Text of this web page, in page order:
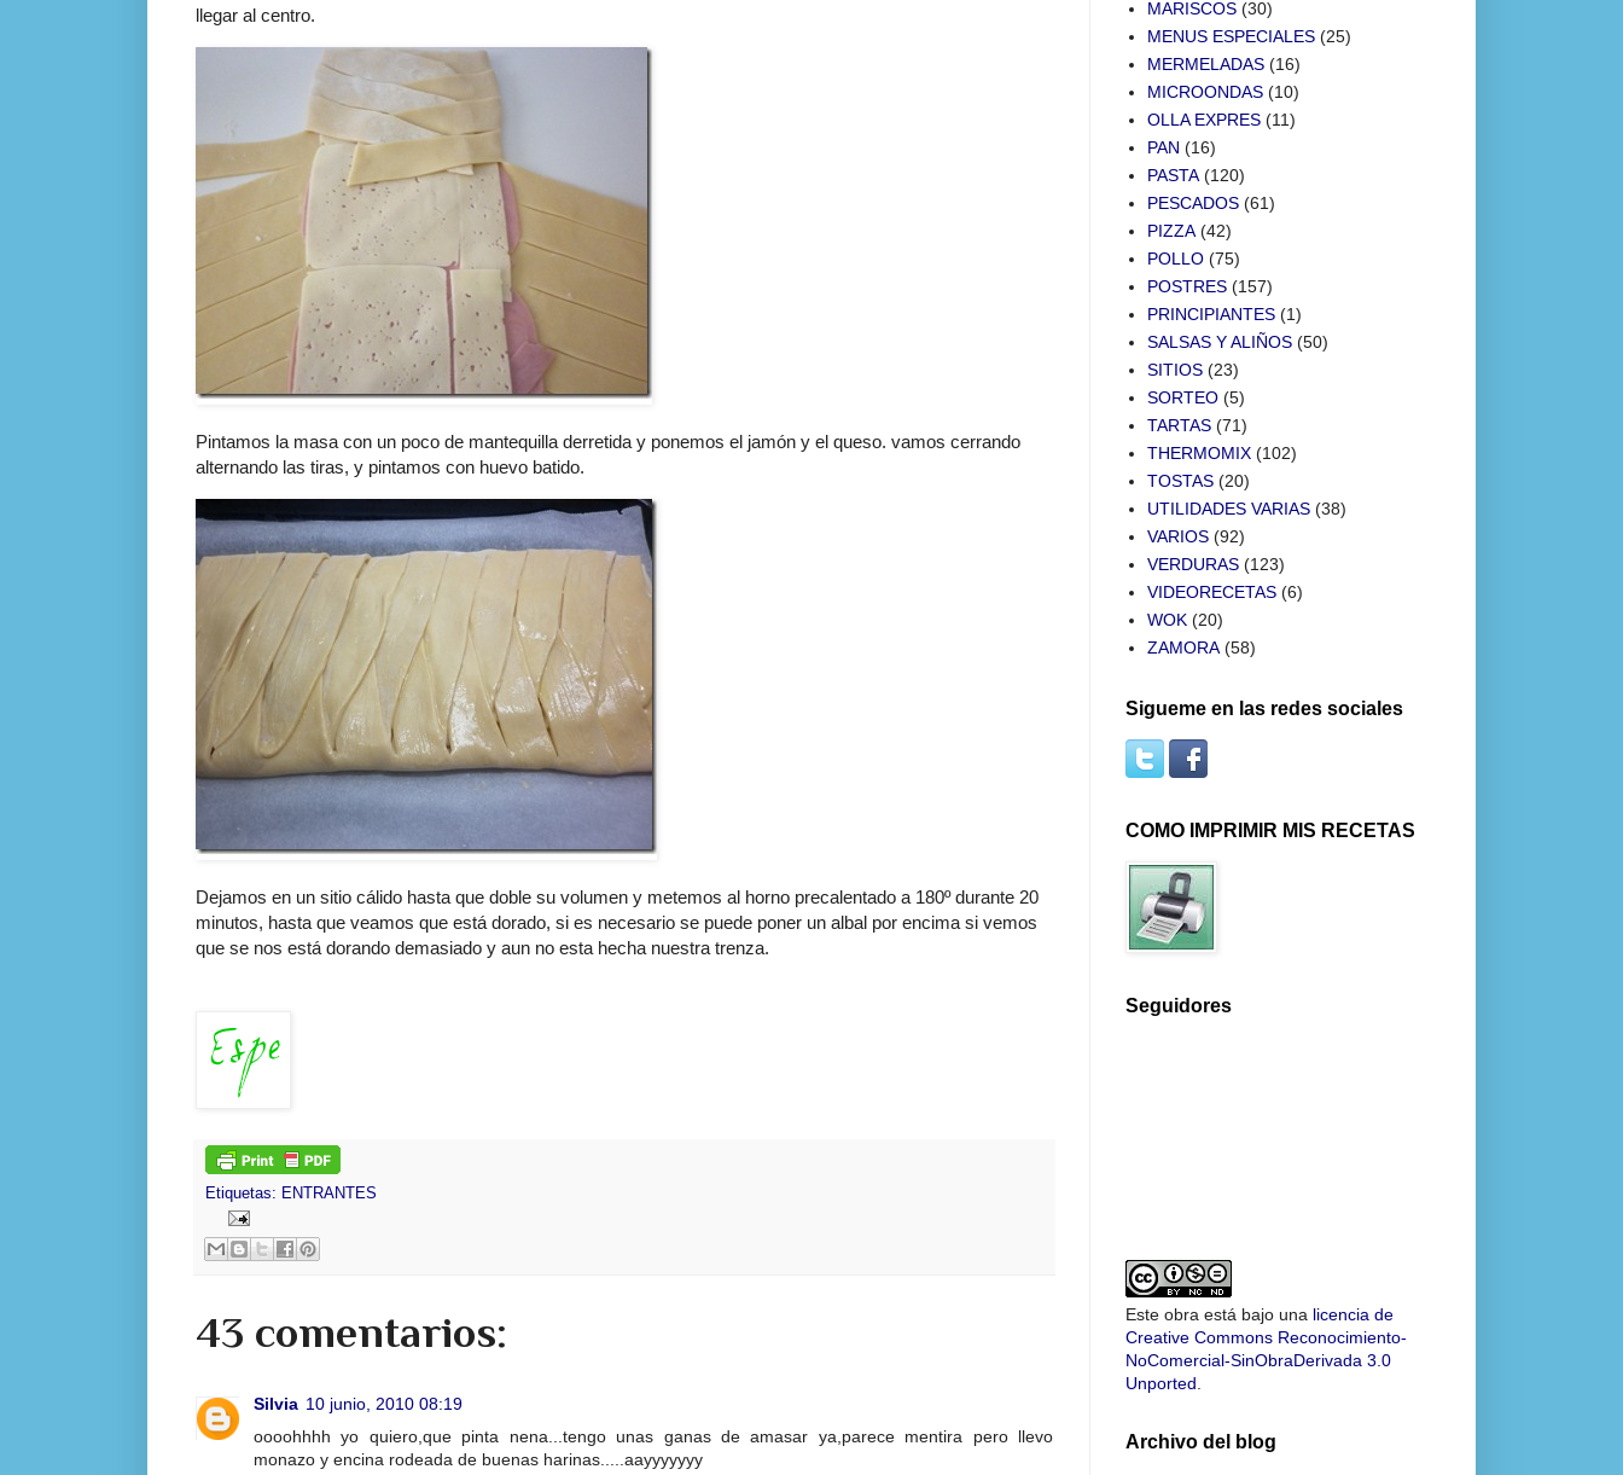
llegar al centro.
Pintamos la masa con un poco de mantequilla derretida y ponemos el jamón y el queso. vamos cerrando
alternando las tiras, y pintamos con huevo batido.
Dejamos en un sitio cálido hasta que doble su volumen y metemos al horno precalentado a 180º durante 20
minutos, hasta que veamos que está dorado, si es necesario se puede poner un albal por encima si vemos
que se nos está dorando demasiado y aun no esta hecha nuestra trenza.
Etiquetas: ENTRANTES
43 comentarios:
Silvia 10 junio, 2010 08:19
oooohhhh yo quiero,que pinta nena...tengo unas ganas de amasar ya,parece mentira pero llevo
monazo y encina rodeada de buenas harinas.....aayyyyyyy
MARISCOS (30)
MENUS ESPECIALES (25)
MERMELADAS (16)
MICROONDAS (10)
OLLA EXPRES (11)
PAN (16)
PASTA (120)
PESCADOS (61)
PIZZA (42)
POLLO (75)
POSTRES (157)
PRINCIPIANTES (1)
SALSAS Y ALIÑOS (50)
SITIOS (23)
SORTEO (5)
TARTAS (71)
THERMOMIX (102)
TOSTAS (20)
UTILIDADES VARIAS (38)
VARIOS (92)
VERDURAS (123)
VIDEORECETAS (6)
WOK (20)
ZAMORA (58)
Sigueme en las redes sociales
COMO IMPRIMIR MIS RECETAS
Seguidores
Este obra está bajo una licencia de
Creative Commons Reconocimiento-
NoComercial-SinObraDerivada 3.0
Unported
Archivo del blog